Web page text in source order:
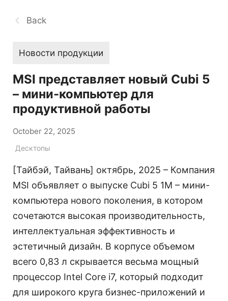
Back
Новости продукции
MSI представляет новый Cubi 5
– мини-компьютер для
продуктивной работы
October 22, 2025
Десктопы
[Тайбэй, Тайвань] октябрь, 2025 – Компания
MSI объявляет о выпуске Cubi 5 1M – мини-
компьютера нового поколения, в котором
сочетаются высокая производительность,
интеллектуальная эффективность и
эстетичный дизайн. В корпусе объемом
всего 0,83 л скрывается весьма мощный
процессор Intel Core i7, который подходит
для широкого круга бизнес-приложений и